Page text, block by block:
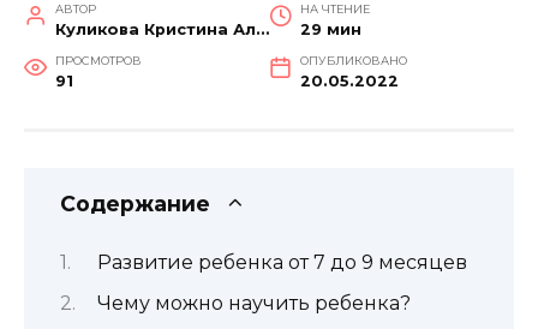
АВТОР
Куликова Кристина Александровна
НА ЧТЕНИЕ
29 мин
ПРОСМОТРОВ
91
ОПУБЛИКОВАНО
20.05.2022
Содержание
Развитие ребенка от 7 до 9 месяцев
Чему можно научить ребенка?